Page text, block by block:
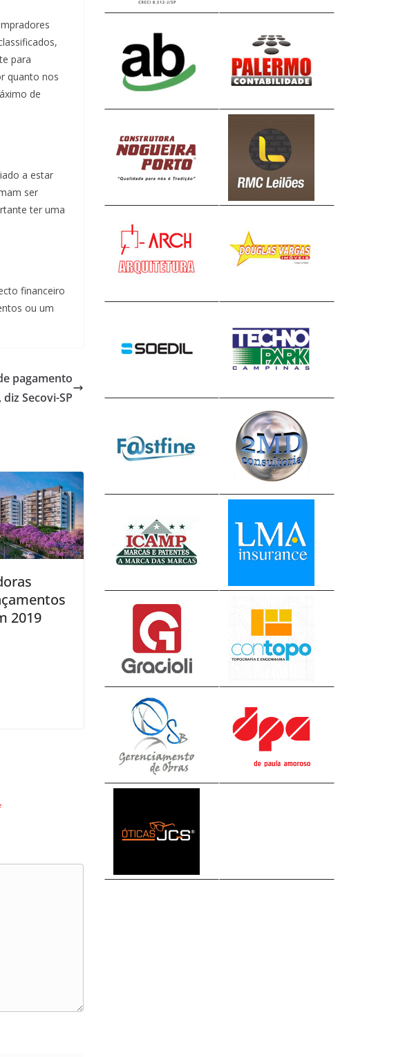
para
quanto nos
de
a estar
ser
ter uma
financeiro
ou um
pagamento
Secovi-SP
2019